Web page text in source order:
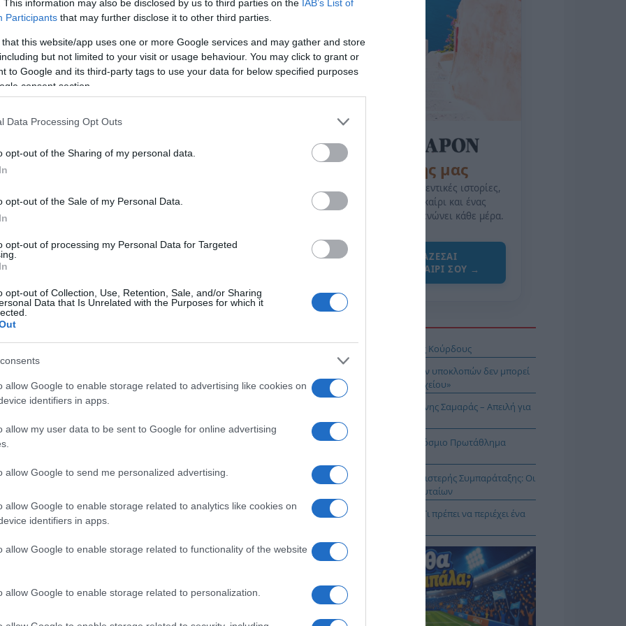
This information may also be disclosed by us to third parties on the IAB’s List of
Participants that may further disclose it to other third parties.
that this website/app uses one or more Google services and may gather and store
but not limited to your visit or usage behaviour. You may click to grant or
to Google and its third-party tags to use your data for below specified purposes
consent section.
Data Processing Opt Outs
opt-out of the Sharing of my personal data.
opt-out of the Sale of my Personal Data.
opt-out of processing my Personal Data for Targeted
opt-out of Collection, Use, Retention, Sale, and/or Sharing
Data that Is Unrelated with the Purposes for which it
allow Google to enable storage related to advertising like cookies on
identifiers in apps.
allow my user data to be sent to Google for online advertising
allow Google to send me personalized advertising.
allow Google to enable storage related to analytics like cookies on
identifiers in apps.
allow Google to enable storage related to functionality of the website
allow Google to enable storage related to personalization.
που αποδεικνύονται πρόθυμοι… αφηγητές non papers.
ο Ερντογάν που… ηττάται από τον Κυριάκο Μητσοτάκη
Κυριάκο Μητσοτάκη ψήφος των Ελλήνων θα αφορά την
συγκεντρώθηκε γύρω από τη διακυβέρνησή του. Με την…
από ενσωματωμένους πρόθυμους εντός συνόρων να της
κοινωνίας, η οποία απαιτεί κάθαρση για τα σκάνδαλα
Κυριάκο Μητσοτάκη ψήφος των Ελλήνων θα αφορά τη…
όσον αφορά τα εθνικά θέματα και τη θέση της χώρας στον
και ραγδαία. Είναι η λεγόμενη «φιλοσοφία ΕΛΙΑΜΕΠ»,
Σαμαρά στη φιλοδοξία και στον σχεδιασμό του να
πολιτικού κόμματος, που αναπόφευκτα θα επηρεάσει
του Κυριάκου Μητσοτάκη στις κάλπες.
στη διαμόρφωση ενός καινούριου εθνικού τοπίου στον
της Ζωής μας
Οι άνθρωποι, οι αυθεντικές ιστορίες,
το ελληνικό καλοκαίρι και ένας
πολιτισμός που μας ενώνει κάθε μέρα.
ΌΣΑ ΧΡΕΙΆΖΕΣΑΙ
ΓΙΑ ΤΟ ΚΑΛΟΚΑΊΡΙ ΣΟΥ →
Το σχέδιο του Ισραήλ για τους Κούρδους
Ε. Λιακούλη: «Το σκάνδαλο των υποκλοπών δεν μπορεί
να μείνει στο σκοτάδι ενός αρχείου»
ΤΟ ΠΑΡΟΝ: Ρυθμιστής ο Αντώνης Σαμαράς – Απειλή για
Ιππασία – Η Ελλάδα στο Παγκόσμιο Πρωτάθλημα
Ανακοίνωση της Ελληνικής Αριστερής Συμπαράταξης: Οι
«άριστοι» τελευταίοι των τελευταίων
Ελληνικός Ερυθρός Σταυρός: Τι πρέπει να περιέχει ένα